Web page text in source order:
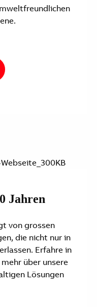
Jahren
von grossen
die nicht nur in
Erfahre in
über unsere
Lösungen